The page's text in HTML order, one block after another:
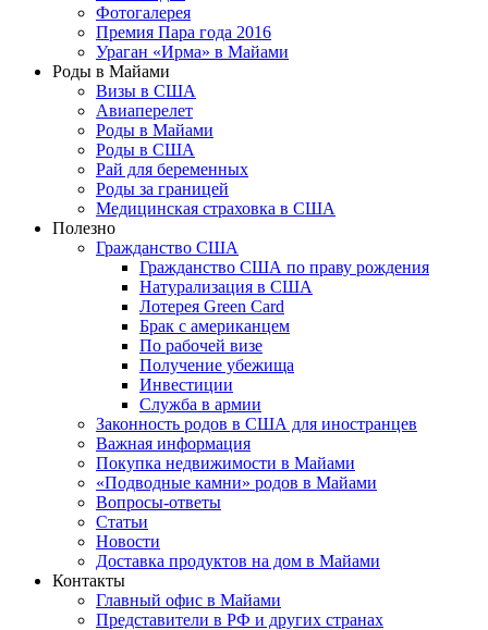
Фотогалерея
Премия Пара года 2016
Ураган «Ирма» в Майами
Роды в Майами
Визы в США
Авиаперелет
Роды в Майами
Роды в США
Рай для беременных
Роды за границей
Медицинская страховка в США
Полезно
Гражданство США
Гражданство США по праву рождения
Натурализация в США
Лотерея Green Card
Брак с американцем
По рабочей визе
Получение убежища
Инвестиции
Служба в армии
Законность родов в США для иностранцев
Важная информация
Покупка недвижимости в Майами
«Подводные камни» родов в Майами
Вопросы-ответы
Статьи
Новости
Доставка продуктов на дом в Майами
Контакты
Главный офис в Майами
Представители в РФ и других странах